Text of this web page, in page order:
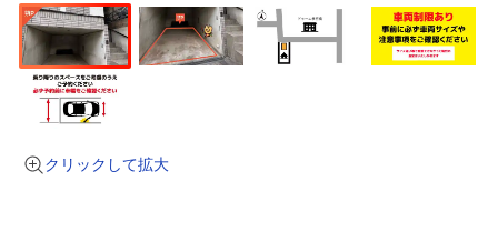
クリックして拡大